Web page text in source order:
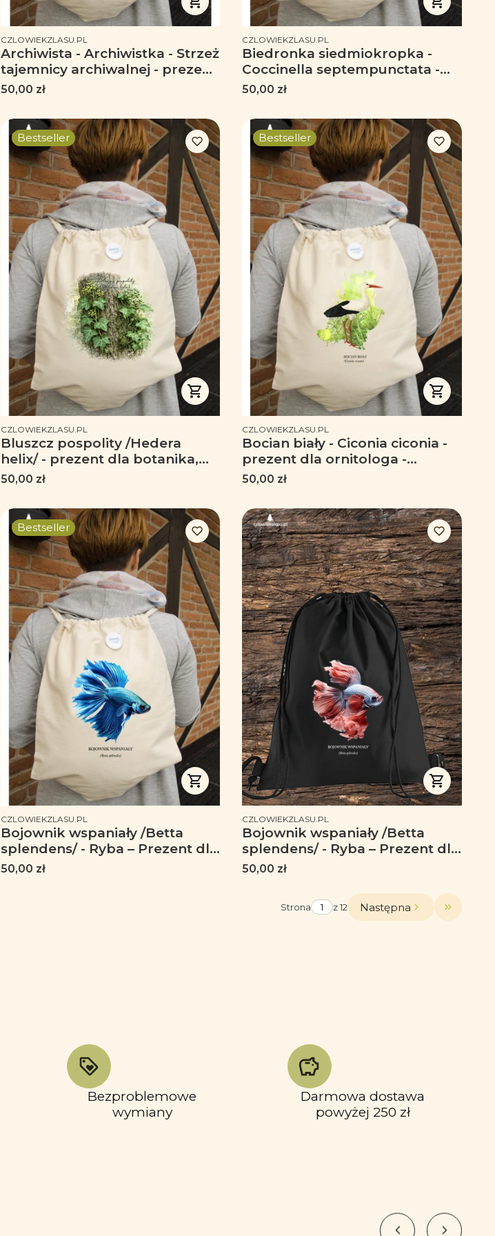
PRODUCENT
CZLOWIEKZLASU.PL
Archiwista - Archiwistka - Strzeż
tajemnicy archiwalnej - prezent
Cena
50,00 zł
PRODUCENT
CZLOWIEKZLASU.PL
Biedronka siedmiokropka -
Coccinella septempunctata -
Biedronka - Prezent dla
entomologa - Worek-Plecak
Cena
50,00 zł
Bestseller
PRODUCENT
CZLOWIEKZLASU.PL
Bluszcz pospolity /Hedera
helix/ - prezent dla botanika,
prezent dla florysty, miłośnika
Cena
50,00 zł
Bestseller
PRODUCENT
CZLOWIEKZLASU.PL
Bocian biały - Ciconia ciconia -
prezent dla ornitologa -
Worek-Plecak
Cena
50,00 zł
Bestseller
PRODUCENT
CZLOWIEKZLASU.PL
Bojownik wspaniały /Betta
splendens/ - Ryba – Prezent dla
akwarysty - Prezent dla
Cena
50,00 zł
PRODUCENT
CZLOWIEKZLASU.PL
Bojownik wspaniały /Betta
splendens/ - Ryba – Prezent dla
akwarysty - Prezent dla
Worek-Plecak
Cena
50,00 zł
Strona z 12 Następna Przejdź
Bezproblemowe
wymiany
Darmowa dostawa
powyżej 250 zł